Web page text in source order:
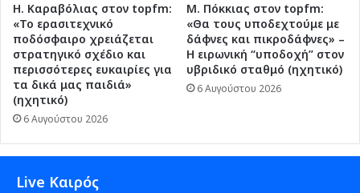
Η. Καραβόλιας στον topfm:
«Το ερασιτεχνικό
ποδόσφαιρο χρειάζεται
στρατηγικό σχέδιο και
περισσότερες ευκαιρίες για
τα δικά μας παιδιά»
(ηχητικό)
6 Αυγούστου 2026
Μ. Πόκκιας στον topfm:
«Θα τους υποδεχτούμε με
δάφνες και πικροδάφνες» –
Η ειρωνική “υποδοχή” στον
υβριδικό σταθμό (ηχητικό)
6 Αυγούστου 2026
Live Καιρός